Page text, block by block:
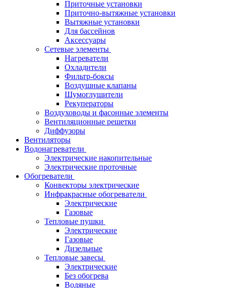
Приточные установки
Приточно-вытяжные установки
Вытяжные установки
Для бассейнов
Аксессуары
Сетевые элементы
Нагреватели
Охладители
Фильтр-боксы
Воздушные клапаны
Шумоглушители
Рекуператоры
Воздуховоды и фасонные элементы
Вентиляционные решетки
Диффузоры
Вентиляторы
Водонагреватели
Электрические накопительные
Электрические проточные
Обогреватели
Конвекторы электрические
Инфракрасные обогреватели
Электрические
Газовые
Тепловые пушки
Электрические
Газовые
Дизельные
Тепловые завесы
Электрические
Без обогрева
Водяные